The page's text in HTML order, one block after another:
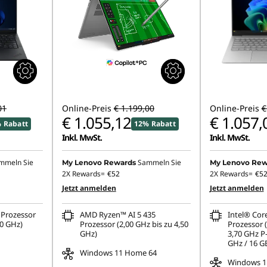
Rabatt
Sie
GHz)
Online-Preis € 1.199,00
€ 1.055,12 12% Rabatt
Inkl. MwSt.
My Lenovo Rewards Sammeln Sie
2X Rewards= €52
Jetzt anmelden
AMD Ryzen™ AI 5 435
Prozessor (2,00 GHz bis zu 4,50
GHz)
Windows 11 Home 64
Online-Preis
€
Inkl. MwSt.
My Lenovo
2X Rewards= €52
Jetzt anmelden
Intel®
Prozessor
3,70 GHz
GHz / 16
Windows